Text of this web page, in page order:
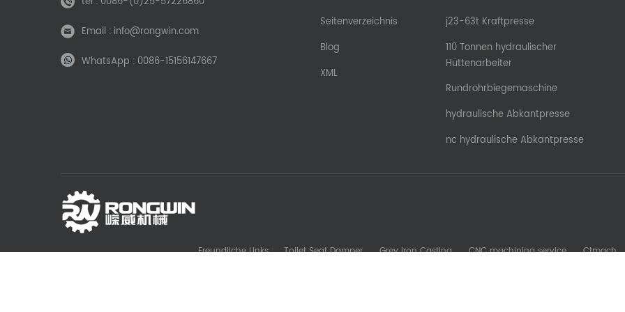
Email : info@rongwin.com
WhatsApp : 0086-15156147667
Seitenverzeichnis
Blog
XML
j23-63t Kraftpresse
110 Tonnen hydraulischer
Hüttenarbeiter
Rundrohrbiegemaschine
hydraulische Abkantpresse
nc hydraulische Abkantpresse
Freundliche Links : Toilet Seat Damper Grey Iron Casting CNC machining service Ctmach